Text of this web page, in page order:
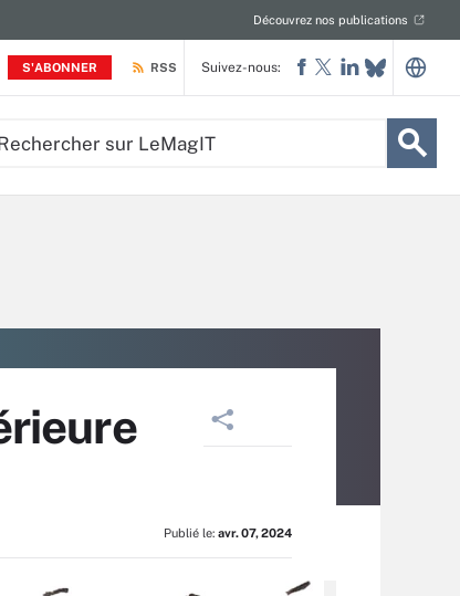
S'ABONNER
Découvrez nos publications
RSS Suivez-nous:
Publié le: avr. 07, 2024